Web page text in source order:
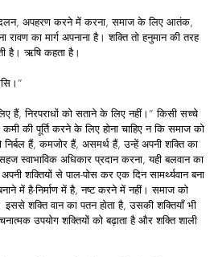
दलन, अपहरण करने में करना, समाज के लिए आतंक,
रावण का मार्ग अपनाना है। शक्ति तो हनुमान की तरह
है। ऋषि कहता है।
हैं, निरपराधों को सताने के लिए नहीं।” किसी सच्चे
की पूर्ति करने के लिए होना चाहिए न कि समाज को
हैं, कमजोर हैं, असमर्थ हैं, उन्हें अपनी शक्ति का
स्वाभाविक अधिकार प्रदान करना, यही बलवान का
शक्तियों से पाल-पोस कर एक दिन सामर्थ्यवान बना
में है-निर्माण में है, नष्ट करने में नहीं। समाज को
शक्ति वान का पतन होता है, उसकी शक्तियाँ भी
उपयोग शक्तियों को बढ़ाता है और शक्ति शाली